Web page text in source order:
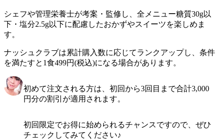
シェフや管理栄養士が考案・監修し、全メニュー糖質30g以
下・塩分2.5g以下に配慮したおかずやスイーツを楽しめま
す。
ナッシュクラブは累計購入数に応じてランクアップし、条件
を満たすと1食499円(税込)になる場合があります。
初めて注文される方は、初回から3回目まで合計3,000
円分の割引が適用されます。
初回限定でお得に始められるチャンスですので、ぜひ
チェックしてみてください♪